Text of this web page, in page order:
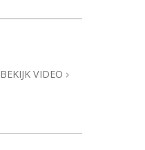
BEKIJK VIDEO